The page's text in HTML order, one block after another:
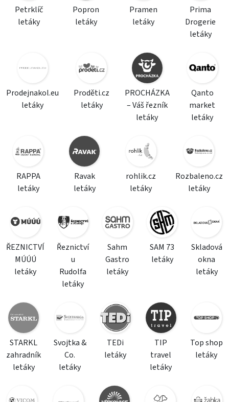
Petrklíč
letáky
Popron
letáky
Pramen
letáky
Prima
Drogerie
letáky
Prodejnakol.eu
letáky
Proděti.cz
letáky
PROCHÁZKA
– Váš řezník
letáky
Qanto
market
letáky
RAPPA
letáky
Ravak
letáky
rohlik.cz
letáky
Rozbaleno.cz
letáky
ŘEZNICTVÍ
MÚÚÚ
letáky
Řeznictví
u
Rudolfa
letáky
Sahm
Gastro
letáky
SAM 73
letáky
Skladová
okna
letáky
STARKL
zahradník
letáky
Svojtka &
Co.
letáky
TEDi
letáky
TIP
travel
letáky
Top shop
letáky